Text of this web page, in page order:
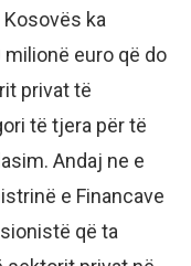
ka
euro që do
privat të
të tjera për të
Andaj ne e
e Financave
që ta